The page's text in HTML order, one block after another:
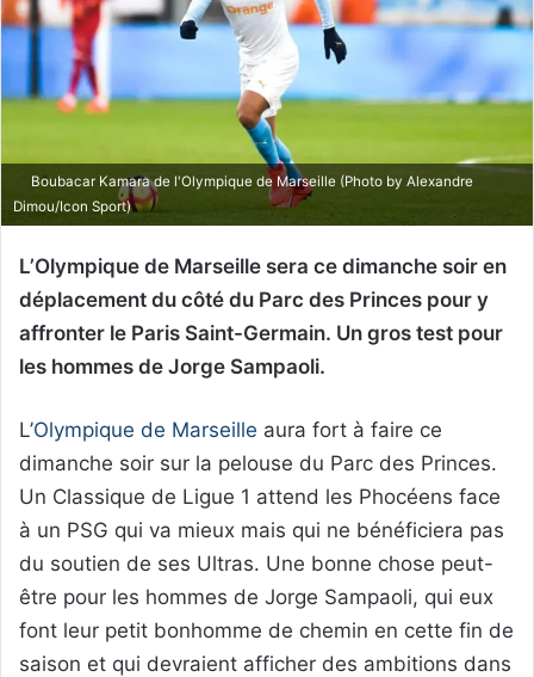
Boubacar Kamara de l'Olympique de Marseille (Photo by Alexandre
Dimou/Icon Sport)
L’Olympique de Marseille sera ce dimanche soir en
déplacement du côté du Parc des Princes pour y
affronter le Paris Saint-Germain. Un gros test pour
les hommes de Jorge Sampaoli.
L’Olympique de Marseille aura fort à faire ce
dimanche soir sur la pelouse du Parc des Princes.
Un Classique de Ligue 1 attend les Phocéens face
à un PSG qui va mieux mais qui ne bénéficiera pas
du soutien de ses Ultras. Une bonne chose peut-
être pour les hommes de Jorge Sampaoli, qui eux
font leur petit bonhomme de chemin en cette fin de
saison et qui devraient afficher des ambitions dans